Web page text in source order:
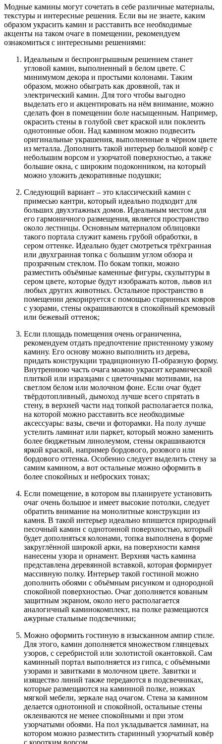
Модные камины могут сочетать в себе различные материалы,
текстуры и интересные решения. Если вы не знаете, каким
образом украсить камин и расставить все необходимые
акценты на таком очаге в помещении, рекомендуем
ознакомиться с интересными решениями:
Идеальным и беспроигрышным решением станет
угловой камин, выполненный в белом цвете. С
минимумом декора и простыми колонами. Таким
образом, можно обыграть как дровяной, так и
электрический камин. Для того чтобы выгодно
выделать его и акцентировать на нём внимание, можно
сделать фон в помещении боле насыщенным. Например,
окрасить стены в голубой свет краской или поклеить
однотонные обои. Над камином можно подвесить
оригинальные украшения, выполненные в чёрном цвете
из металла. Дополнить такой интерьер большой ковёр с
небольшим ворсом и узорчатой поверхностью, а также
большие окна, с широким подоконником, на который
можно уложить декоративные подушки;
Следующий вариант – это классический камин с
примесью кантри, который идеально подходит для
больших двухэтажных домов. Идеальным местом для
его гармоничного размещения, является пространство
около лестницы. Основным материалом облицовки
такого портала служит камень грубой обработки, в
сером оттенке. Идеально будет смотреться трёхгранная
или двухгранная топка с большим углом обзора и
прозрачным стеклом. По бокам топки, можно
разместить объёмные каменные фигуры, скульптуры в
сером цвете, которые будут изображать котов, львов ил
любых других животных. Остальное пространство в
помещении декорируется с помощью старинных ковров
с узорами, стены окрашиваются в спокойный кремовый
или бежевый оттенок;
Если площадь помещения очень ограниченна,
рекомендуем отдать предпочтение пристенному узкому
камину. Его основу можно выполнить из дерева,
придать конструкции традиционную П-образную форму.
Внутреннюю часть очага можно украсит керамической
плиткой или изразцами с цветочными мотивами, на
светлом белом или молочном фоне. Если очаг будет
твёрдотопливный, дымоход лучше всего спрятать в
стену, в верхней части над топкой располагается полка,
на которой можно расставить все необходимые
аксессуары: вазы, свечи и фоторамки. На полу лучше
устелить ламинат или паркет, который можно заменить
более бюджетным линолеумом, стены окрашиваются
яркой краской, например бордового, розового или
бордового оттенка. Особенно следует выделить стену за
самим камином, а вот остальные можно оформить в
более спокойных и неброских тонах;
Если помещение, в котором вы планируете установить
очаг очень большое и имеет высокие потолки, следует
обратить внимание на монолитные конструкции из
камня. В такой интерьер идеально впишется природный
песочный камин с однотонной поверхностью, который
будет дополняться колонами, топка выполнена в форме
закруглённой широкой арки, на поверхности камня
нанесены узора и орнамент. Верхняя часть камина
представлена деревянной вставкой, которая формирует
массивную полку. Интерьер такой гостиной можно
дополнить обоями с объёмным рисунком и однородной
спокойной поверхностью. Очаг дополняется кованым
защитным экраном, около него располагается
аналогичный каминокомплект, на полке размещаются
ажурные стальные подсвечники;
Можно оформить гостиную в изысканном ампир стиле.
Для этого, камин дополняется множеством глянцевых
узоров, с серебристой или золотистой окантовкой. Сам
каминный портал выполняется из гипса, с объёмными
узорами и завитками в молочном цвете. Завитки и
изящество линий также передаются в подсвечниках,
которые размещаются на каминной полке, ножках
мягкой мебели, зеркале над очагом. Стена за камином
делается однотонной и спокойной, остальные стены
оклеиваются не менее спокойными и при этом
узорчатыми обоями. На пол укладывается ламинат, на
котором можно разместить старинный узорчатый ковёр
с коротким ворсом.